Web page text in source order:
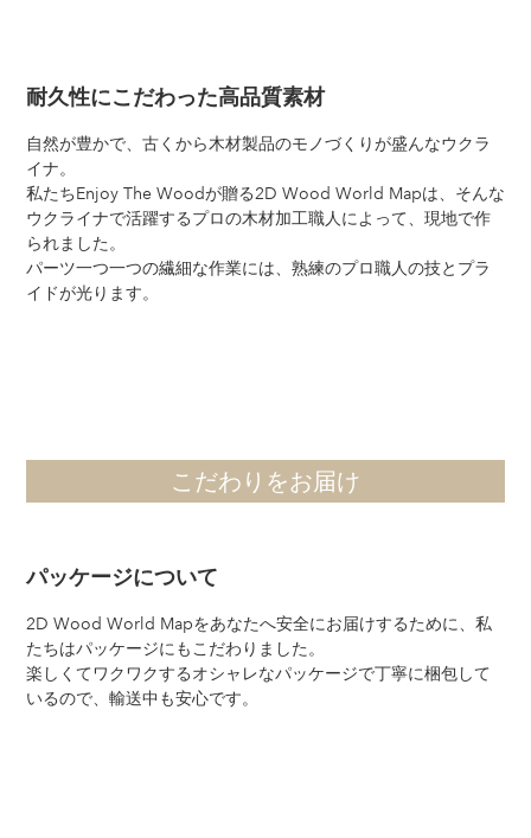
耐久性にこだわった高品質素材
自然が豊かで、古くから木材製品のモノづくりが盛んなウクラ
イナ。
私たちEnjoy The Woodが贈る2D Wood World Mapは、そんな
ウクライナで活躍するプロの木材加工職人によって、現地で作
られました。
パーツ一つ一つの繊細な作業には、熟練のプロ職人の技とプラ
イドが光ります。
こだわりをお届け
パッケージについて
2D Wood World Mapをあなたへ安全にお届けするために、私
たちはパッケージにもこだわりました。
楽しくてワクワクするオシャレなパッケージで丁寧に梱包して
いるので、輸送中も安心です。